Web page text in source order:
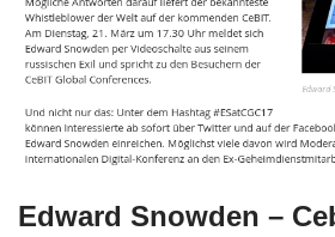
Edward Snowden –